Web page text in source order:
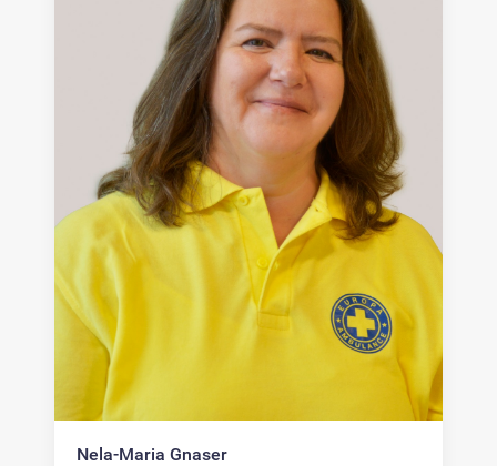
Nela-Maria Gnaser